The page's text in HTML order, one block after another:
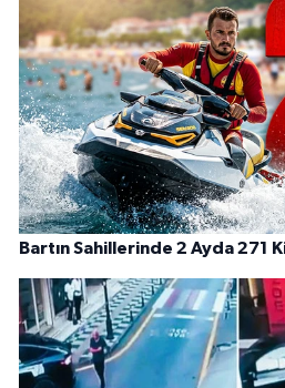
Bartın Sahillerinde 2 Ayda 271